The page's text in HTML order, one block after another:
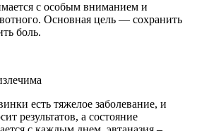
с особым вниманием и
Основная цель — сохранить
боль.
есть тяжелое заболевание, и
результатов, а состояние